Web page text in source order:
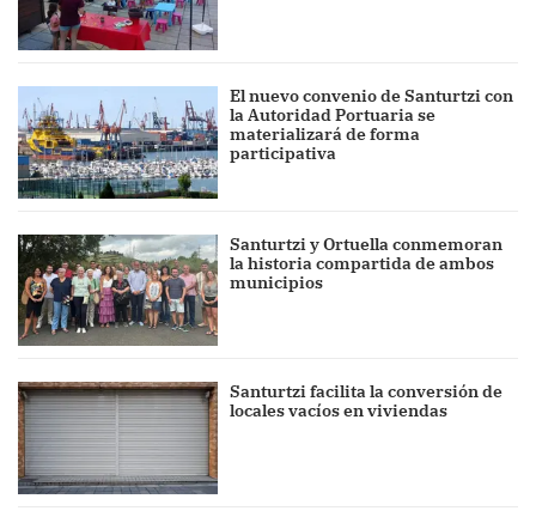
El nuevo convenio de Santurtzi con
la Autoridad Portuaria se
materializará de forma
participativa
Santurtzi y Ortuella conmemoran
la historia compartida de ambos
municipios
Santurtzi facilita la conversión de
locales vacíos en viviendas